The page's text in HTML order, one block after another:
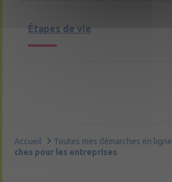
Étapes de vie
Accueil Toutes mes démarches en ligne
ches pour les entreprises